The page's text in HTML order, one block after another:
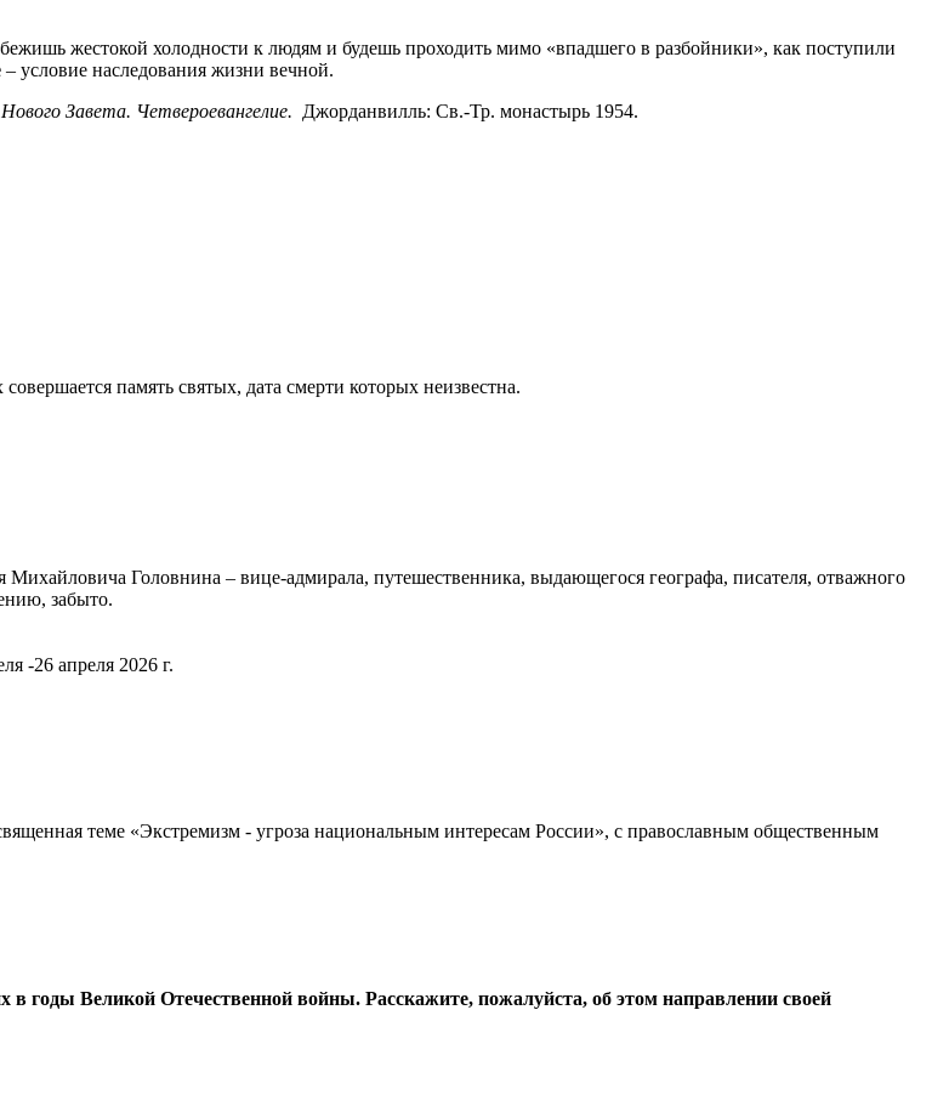
жестокой холодности к людям и будешь проходить мимо «впадшего в разбойники», как поступили
– условие наследования жизни вечной.
Завета. Четвероевангелие. Джорданвилль: Св.-Тр. монастырь 1954.
память святых, дата смерти которых неизвестна.
Михайловича Головнина – вице-адмирала, путешественника, выдающегося географа, писателя, отважного
забыто.
26 апреля 2026 г.
теме «Экстремизм - угроза национальным интересам России», с православным общественным
годы Великой Отечественной войны. Расскажите, пожалуйста, об этом направлении своей